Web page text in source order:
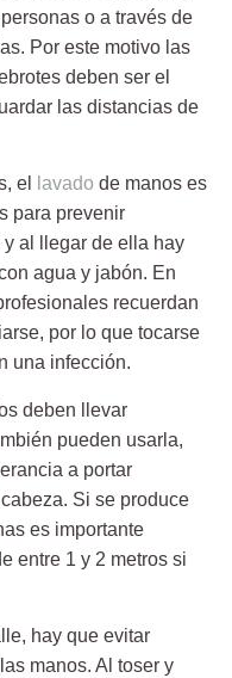
o a través de
Por este motivo las
deben ser el
las distancias de
el lavado de manos es
para prevenir
al llegar de ella hay
agua y jabón. En
recuerdan
por lo que tocarse
una infección.
deben llevar
pueden usarla,
a portar
Si se produce
es importante
entre 1 y 2 metros si
hay que evitar
manos. Al toser y